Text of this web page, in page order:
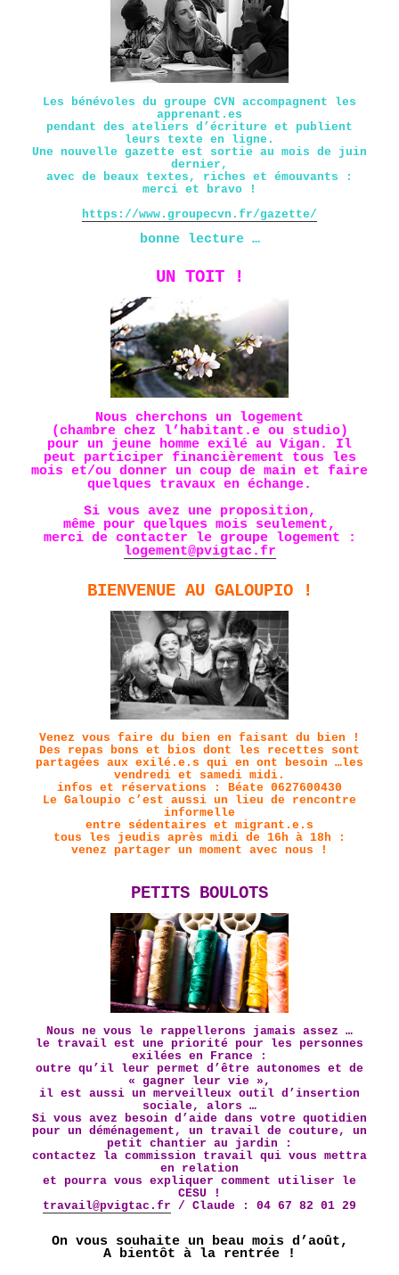
Les bénévoles du groupe CVN accompagnent les
apprenant.es
pendant des ateliers d’écriture et publient
leurs texte en ligne.
Une nouvelle gazette est sortie au mois de juin
dernier,
avec de beaux textes, riches et émouvants :
merci et bravo !
https://www.groupecvn.fr/gazette/
bonne lecture …
UN TOIT !
Nous cherchons un logement
(chambre chez l’habitant.e ou studio)
pour un jeune homme exilé au Vigan. Il
peut participer financièrement tous les
mois et/ou donner un coup de main et faire
quelques travaux en échange.
Si vous avez une proposition,
même pour quelques mois seulement,
merci de contacter le groupe logement :
logement@pvigtac.fr
BIENVENUE AU GALOUPIO !
Venez vous faire du bien en faisant du bien !
Des repas bons et bios dont les recettes sont
partagées aux exilé.e.s qui en ont besoin …les
vendredi et samedi midi.
infos et réservations : Béate 0627600430
Le Galoupio c’est aussi un lieu de rencontre
informelle
entre sédentaires et migrant.e.s
tous les jeudis après midi de 16h à 18h :
venez partager un moment avec nous !
PETITS BOULOTS
Nous ne vous le rappellerons jamais assez …
le travail est une priorité pour les personnes
exilées en France :
outre qu’il leur permet d’être autonomes et de
« gagner leur vie »,
il est aussi un merveilleux outil d’insertion
sociale, alors …
Si vous avez besoin d’aide dans votre quotidien
pour un déménagement, un travail de couture, un
petit chantier au jardin :
contactez la commission travail qui vous mettra
en relation
et pourra vous expliquer comment utiliser le
CESU !
travail@pvigtac.fr / Claude : 04 67 82 01 29
On vous souhaite un beau mois d’août,
A bientôt à la rentrée !